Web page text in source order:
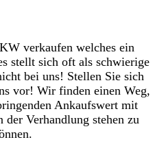
verkaufen welches ein
stellt sich oft als schwierige
bei uns! Stellen Sie sich
vor! Wir finden einen Weg,
Ankaufswert mit
Verhandlung stehen zu